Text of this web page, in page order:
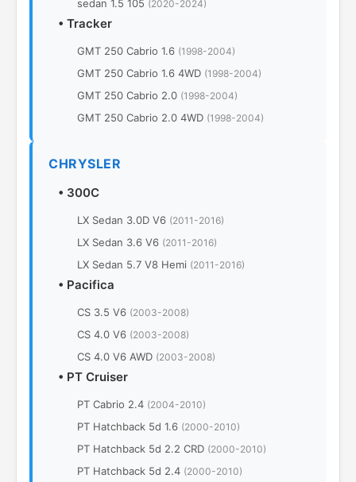
sedan 1.5 105 (2020-2024)
• Tracker
GMT 250 Cabrio 1.6 (1998-2004)
GMT 250 Cabrio 1.6 4WD (1998-2004)
GMT 250 Cabrio 2.0 (1998-2004)
GMT 250 Cabrio 2.0 4WD (1998-2004)
CHRYSLER
• 300C
LX Sedan 3.0D V6 (2011-2016)
LX Sedan 3.6 V6 (2011-2016)
LX Sedan 5.7 V8 Hemi (2011-2016)
• Pacifica
CS 3.5 V6 (2003-2008)
CS 4.0 V6 (2003-2008)
CS 4.0 V6 AWD (2003-2008)
• PT Cruiser
PT Cabrio 2.4 (2004-2010)
PT Hatchback 5d 1.6 (2000-2010)
PT Hatchback 5d 2.2 CRD (2000-2010)
PT Hatchback 5d 2.4 (2000-2010)